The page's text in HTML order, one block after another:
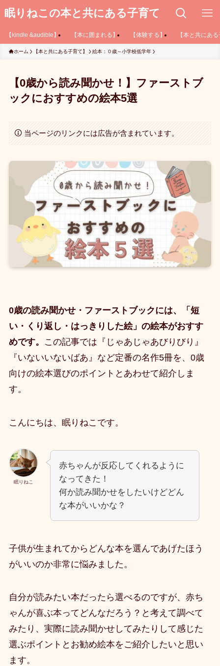
眠りねこの本と共にある子育て
【kindle &audible】 【本に囲まれる】 【体験する】 【本と共にあ
ホーム 【本と共にある子育て】 絵本：０歳～小学校低学年
【0歳から読み聞かせ！】ファーストブ
ックにおすすめの絵本5選
当ページのリンクには広告が含まれています。
0歳の読み聞かせ・ファーストブックには、「短
い・くり返し・はっきりした絵」の絵本がおすす
めです。
この記事では『じゃあじゃあびりびり』
『いないいないばあ』など定番の名作5冊を、0歳
向けの絵本選びのポイントとあわせて紹介しま
す。
こんにちは、眠りねこです。
眠りねこ
赤ちゃんが反応してくれるように
なってきた！
何か読み聞かせをしたいけどどん
な本がいいかな？
子供が生まれてからどんな本を選んであげたほう
がいいのか非常に悩みました。
自分が読みたい本だったら選べるのですが、赤ち
ゃんが喜ぶ本ってどんなだろう？と考えて調べて
みたり、実際に読み聞かせしてみたりして感じた
選ぶポイントとお勧め絵本をご紹介したいと思い
ます。